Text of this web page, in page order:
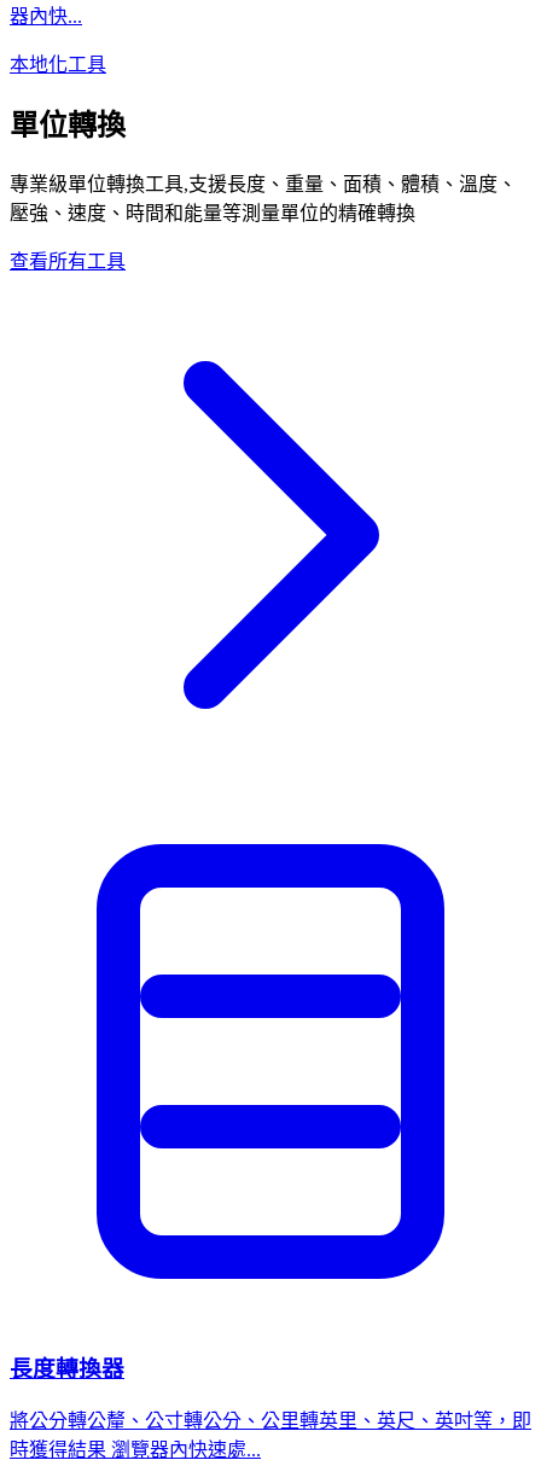
器內快...
本地化工具
單位轉換
專業級單位轉換工具,支援長度、重量、面積、體積、溫度、
壓強、速度、時間和能量等測量單位的精確轉換
查看所有工具
長度轉換器
將公分轉公釐、公寸轉公分、公里轉英里、英尺、英吋等，即
時獲得結果 瀏覽器內快速處...